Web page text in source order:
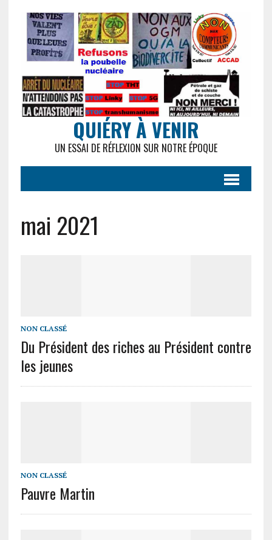
QUIÉRY À VENIR
UN ESSAI DE RÉFLEXION SUR NOTRE ÉPOQUE
mai 2021
NON CLASSÉ
Du Président des riches au Président contre
les jeunes
NON CLASSÉ
Pauvre Martin